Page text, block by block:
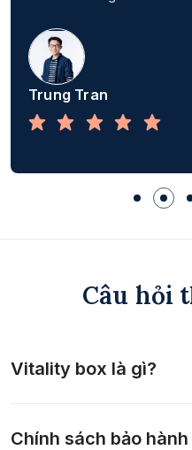
Trung Tran
Câu hỏi
Vitality box là gì?
Chính sách bảo